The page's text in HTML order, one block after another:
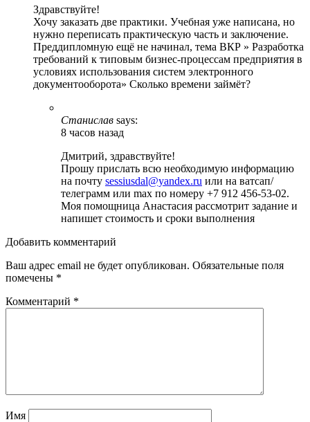
Здравствуйте!
Хочу заказать две практики. Учебная уже написана, но
нужно переписать практическую часть и заключение.
Преддипломную ещё не начинал, тема ВКР » Разработка
требований к типовым бизнес-процессам предприятия в
условиях использования систем электронного
документооборота» Сколько времени займёт?
Станислав says:
8 часов назад
Дмитрий, здравствуйте!
Прошу прислать всю необходимую информацию
на почту sessiusdal@yandex.ru или на ватсап/
телеграмм или max по номеру +7 912 456-53-02.
Моя помощница Анастасия рассмотрит задание и
напишет стоимость и сроки выполнения
Добавить комментарий
Ваш адрес email не будет опубликован. Обязательные поля
помечены *
Комментарий *
Имя